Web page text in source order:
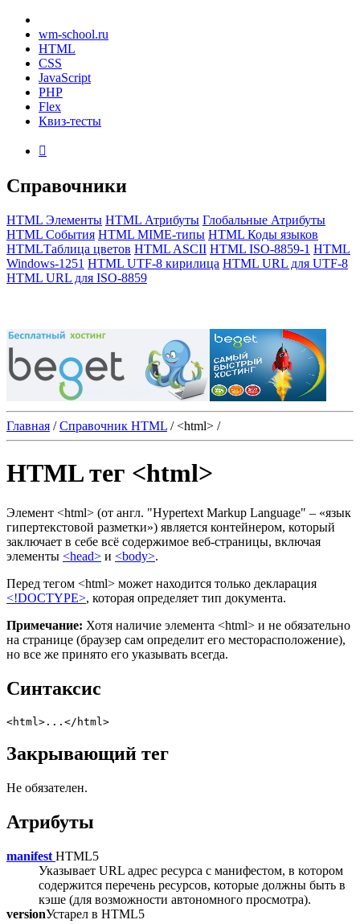
wm-school.ru
HTML
CSS
JavaScript
PHP
Flex
Квиз-тесты

Справочники
HTML Элементы HTML Атрибуты Глобальные Атрибуты
HTML События HTML MIME-типы HTML Коды языков
HTMLТаблица цветов HTML ASCII HTML ISO-8859-1 HTML
Windows-1251 HTML UTF-8 кирилица HTML URL для UTF-8
HTML URL для ISO-8859
Главная / Справочник HTML / <html> /
HTML тег <html>
Элемент <html> (от англ. "Hypertext Markup Language" ‒ «язык
гипертекстовой разметки») является контейнером, который
заключает в себе всё содержимое веб-страницы, включая
элементы <head> и <body>.
Перед тегом <html> может находится только декларация
<!DOCTYPE>, которая определяет тип документа.
Примечание: Хотя наличие элемента <html> и не обязательно
на странице (браузер сам определит его месторасположение),
но все же принято его указывать всегда.
Синтаксис
<html>...</html>
Закрывающий тег
Не обязателен.
Атрибуты
manifest HTML5
Указывает URL адрес ресурса c манифестом, в котором
содержится перечень ресурсов, которые должны быть в
кэше (для возможности автономного просмотра).
versionУстарел в HTML5